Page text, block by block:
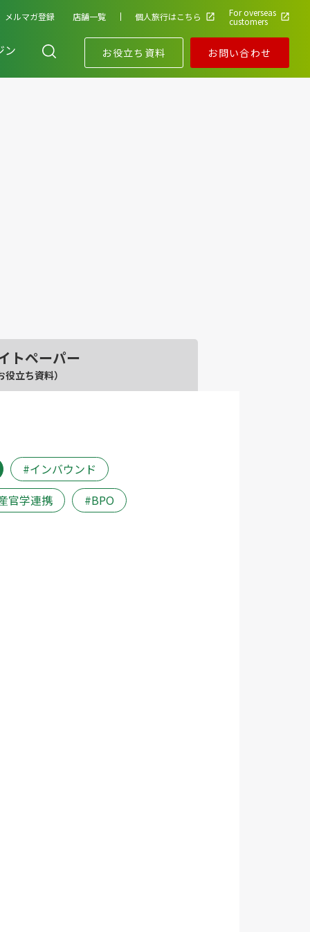
メルマガ登録 店舗一覧 個人旅行はこちら For overseas
customers
ン お役立ち資料 お問い合わせ
トペーパー
役立ち資料）
インバウンド
官学連携
BPO